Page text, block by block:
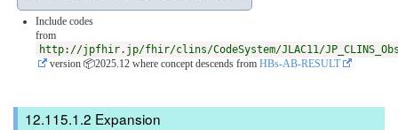
Include codes
from
http://jpfhir.jp/fhir/clins/CodeSystem/JLAC11/
version 📦2025.12 where concept descends from HBs-AB-RESULT
Expansion